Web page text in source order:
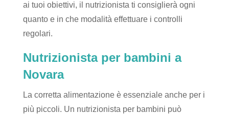
ai tuoi obiettivi, il nutrizionista ti consiglierà ogni
quanto e in che modalità effettuare i controlli
regolari.
Nutrizionista per bambini a
Novara
La corretta alimentazione è essenziale anche per i
più piccoli. Un nutrizionista per bambini può